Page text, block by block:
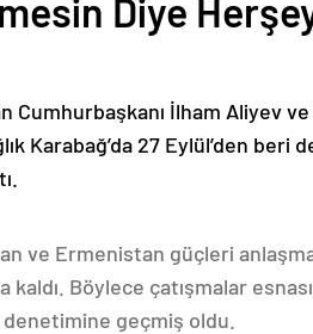
Diye
Cumhurbaşkanı İlham Aliyev
Karabağ’da 27 Eylül’den beri
ve Ermenistan güçleri
kaldı. Böylece çatışmalar
geçmiş oldu.